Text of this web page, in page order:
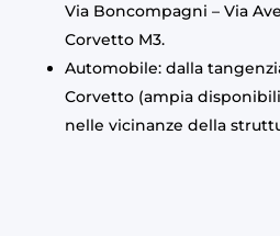
Via Boncompagni – Via
Corvetto M3.
Automobile: dalla
Corvetto (ampia
nelle vicinanze della